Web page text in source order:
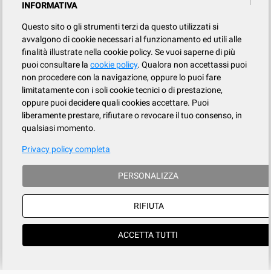
INFORMATIVA
Questo sito o gli strumenti terzi da questo utilizzati si
avvalgono di cookie necessari al funzionamento ed utili alle
finalità illustrate nella cookie policy. Se vuoi saperne di più
puoi consultare lacookie policy. Qualora non accettassi puoi
non procedere con la navigazione, oppure lo puoi fare
limitatamente con i soli cookie tecnici o di prestazione,
oppure puoi decidere quali cookies accettare. Puoi
liberamente prestare, rifiutare o revocare il tuo consenso, in
qualsiasi momento.
Privacy policy completa
PERSONALIZZA
RIFIUTA
ACCETTA TUTTI